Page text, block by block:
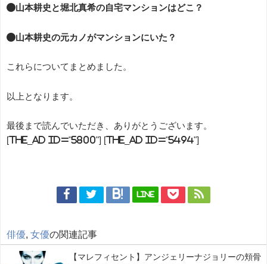
●山本耕史と堀北真希の自宅マンションはどこ？
●山本耕史の元カノがマンションにいた？
これらについてまとめました。
以上となります。
最後まで読んでいただき、ありがとうございます。
[the_ad id="5800"] [the_ad id="5494"]
LINE
俳優 女優の関連記事
【マレフィセント】アンジェリーナジョリーの頬骨